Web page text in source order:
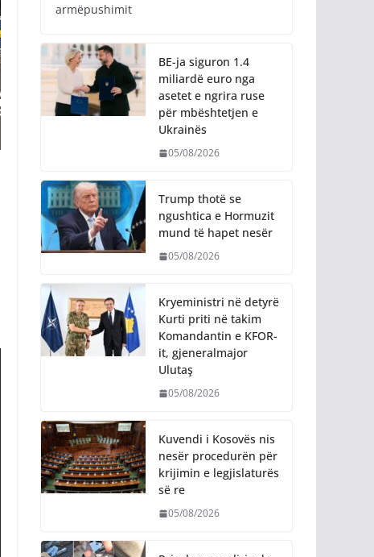
armëpushimit
BE-ja siguron 1.4
miliardë euro nga
asetet e ngrira ruse
për mbështetjen e
Ukrainës
05/08/2026
Trump thotë se
ngushtica e Hormuzit
mund të hapet nesër
05/08/2026
Kryeministri në detyrë
Kurti priti në takim
Komandantin e KFOR-
it, gjeneralmajor
Ulutaş
05/08/2026
Kuvendi i Kosovës nis
nesër procedurën për
krijimin e legjislaturës
së re
05/08/2026